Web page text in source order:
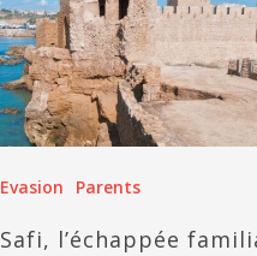
Evasion Parents
Safi, l’échappée